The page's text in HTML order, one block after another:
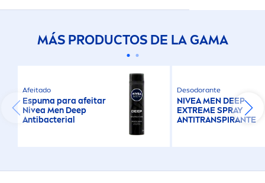
MÁS PRODUCTOS DE LA GAMA
Afeitado
Espuma para afeitar
Nivea Men Deep
Antibacterial
Desodorante
NIVEAMEN DEEP
EXTREME SPRAY
ANTITRANSPIRANTE